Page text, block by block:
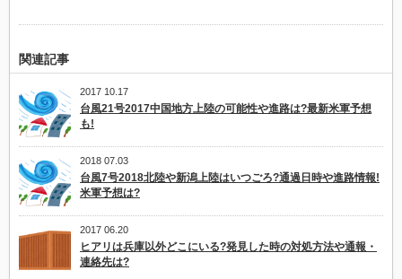
関連記事
2017 10.17
台風21号2017中国地方上陸の可能性や進路は?最新米軍予想
も!
2018 07.03
台風7号2018北陸や新潟上陸はいつごろ?通過日時や進路情報!
米軍予想は?
2017 06.20
ヒアリは兵庫以外どこにいる?発見した時の対処方法や通報・
連絡先は?